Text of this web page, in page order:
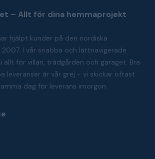
– Allt för dina hemmaprojekt
hjälpt kunder på den nordiska
I vår snabba och lättnavigerade
för villan, trädgården och garaget. Bra
leveranser är vår grej - vi skickar oftast
dag för leverans imorgon.